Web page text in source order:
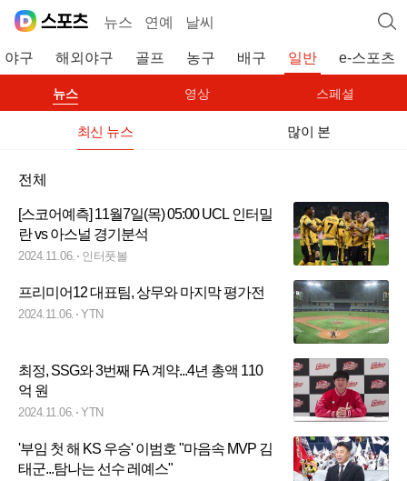
뉴스 연예 날씨
야구 해외야구 골프 농구 배구 일반 e-스포츠
뉴스 영상 스페셜
최신 뉴스 많이 본
전체
[스코어예측] 11월7일(목) 05:00 UCL 인터밀
란 vs 아스널 경기분석
2024.11.06. 인터풋볼
프리미어12 대표팀, 상무와 마지막 평가전
2024.11.06. YTN
최정, SSG와 3번째 FA 계약...4년 총액 110
억 원
2024.11.06. YTN
'부임 첫 해 KS 우승' 이범호 "마음속 MVP 김
태군...탐나는 선수 레예스"